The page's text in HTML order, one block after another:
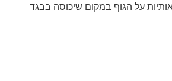
על הגוף במקום שיכוסה בבגד